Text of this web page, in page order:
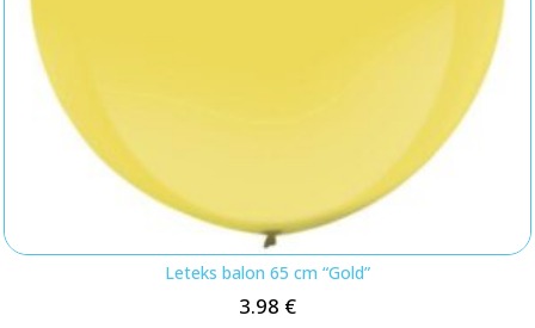
Leteks balon 65 cm “Gold”
3.98 €